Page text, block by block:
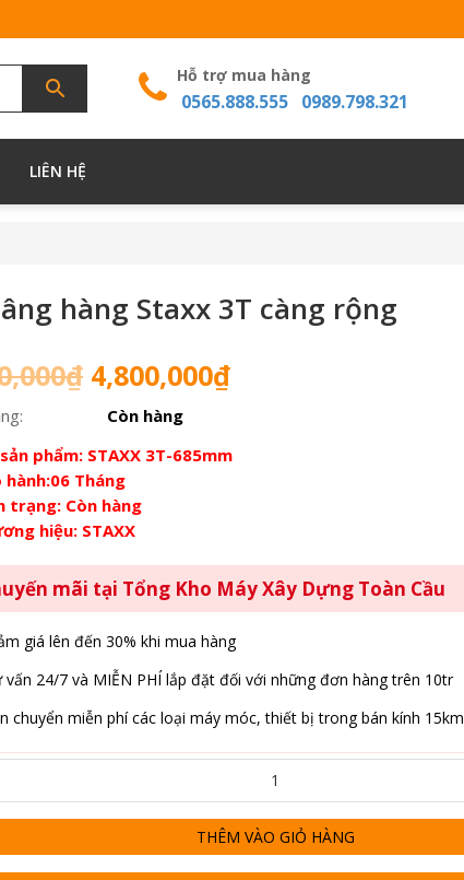
Hỗ trợ mua hàng
0565.888.555 0989.798.321
LIÊN HỆ
hàng Staxx 3T càng rộng
₫ Giá
gốc
là:
5,800,000₫.
4,800,000₫Giá
là:
4,800,000₫.
Còn hàng
phẩm: STAXX 3T-685mm
hành:06 Tháng
trạng: Còn hàng
hiệu: STAXX
mãi tại Tổng Kho Máy Xây Dựng Toàn Cầu
giá lên đến 30% khi mua hàng
vấn 24/7 và MIỄN PHÍ lắp đặt đối với những đơn hàng trên 10tr
chuyển miễn phí các loại máy móc, thiết bị trong bán kính 15km
THÊM VÀO GIỎ HÀNG